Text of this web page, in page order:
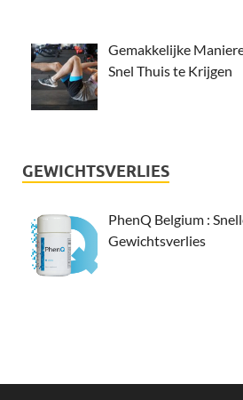
Gemakkelijke
Snel Thuis te Krijgen
GEWICHTSVERLIES
PhenQ Belgium :
Gewichtsverlies